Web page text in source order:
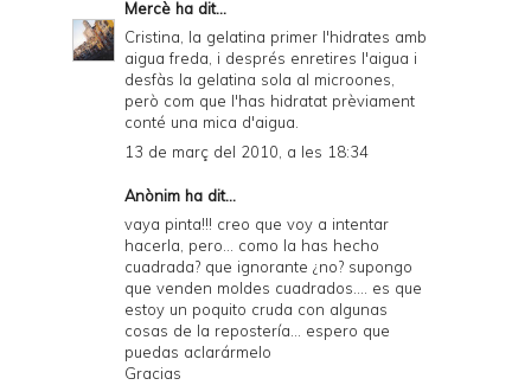
Mercè ha dit...
Cristina, la gelatina primer l'hidrates amb
aigua freda, i després enretires l'aigua i
desfàs la gelatina sola al microones,
però com que l'has hidratat prèviament
conté una mica d'aigua.
13 de març del 2010, a les 18:34
Anònim ha dit...
vaya pinta!!! creo que voy a intentar
hacerla, pero... como la has hecho
cuadrada? que ignorante ¿no? supongo
que venden moldes cuadrados.... es que
estoy un poquito cruda con algunas
cosas de la repostería... espero que
puedas aclarármelo
Gracias